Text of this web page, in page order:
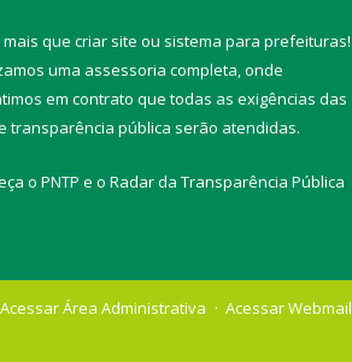
que criar site ou sistema para prefeituras!
uma assessoria completa, onde
em contrato que todas as exigências das
transparência pública serão atendidas.
o PNTP e o Radar da Transparência Pública
Acessar Área Administrativa Acessar Webmail